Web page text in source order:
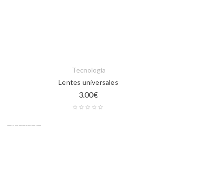
Tecnología
Lentes universales
3.00€
Sin stock